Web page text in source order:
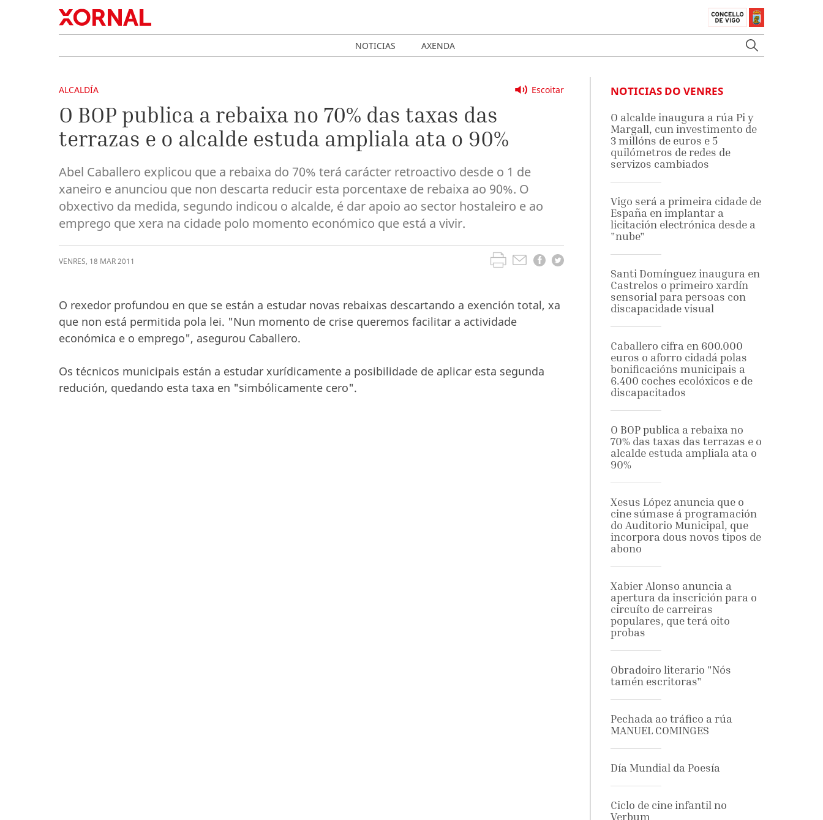
NOTICIAS AXENDA
Escoitar
ALCALDÍA
O BOP publica a rebaixa no 70% das taxas das
terrazas e o alcalde estuda ampliala ata o 90%
Abel Caballero explicou que a rebaixa do 70% terá carácter retroactivo desde o 1 de
xaneiro e anunciou que non descarta reducir esta porcentaxe de rebaixa ao 90%. O
obxectivo da medida, segundo indicou o alcalde, é dar apoio ao sector hostaleiro e ao
emprego que xera na cidade polo momento económico que está a vivir.
VENRES, 18 MAR2011
O rexedor profundou en que se están a estudar novas rebaixas descartando a exención total, xa
que non está permitida pola lei. "Nun momento de crise queremos facilitar a actividade
económica e o emprego", asegurou Caballero.
Os técnicos municipais están a estudar xurídicamente a posibilidade de aplicar esta segunda
redución, quedando esta taxa en "simbólicamente cero".
NOTICIAS DO VENRES
O alcalde inaugura a rúa Pi y
Margall, cun investimento de
3 millóns de euros e 5
quilómetros de redes de
servizos cambiados
Vigo será a primeira cidade de
España en implantar a
licitación electrónica desde a
"nube"
Santi Domínguez inaugura en
Castrelos o primeiro xardín
sensorial para persoas con
discapacidade visual
Caballero cifra en 600.000
euros o aforro cidadá polas
bonificacións municipais a
6.400 coches ecolóxicos e de
discapacitados
O BOP publica a rebaixa no
70% das taxas das terrazas e o
alcalde estuda ampliala ata o
90%
Xesus López anuncia que o
cine súmase á programación
do Auditorio Municipal, que
incorpora dous novos tipos de
abono
Xabier Alonso anuncia a
apertura da inscrición para o
circuíto de carreiras
populares, que terá oito
probas
Obradoiro literario "Nós
tamén escritoras"
Pechada ao tráfico a rúa
MANUEL COMINGES
Día Mundial da Poesía
Ciclo de cine infantil no
Verbum